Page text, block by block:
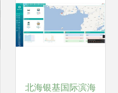
北海银基国际滨海